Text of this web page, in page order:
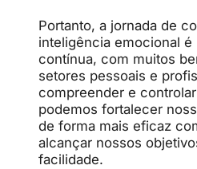
Portanto, a jornada de
inteligência emocional é
contínua, com muitos
setores pessoais e
compreender e
podemos fortalecer
de forma mais eficaz
alcançar nossos
facilidade.